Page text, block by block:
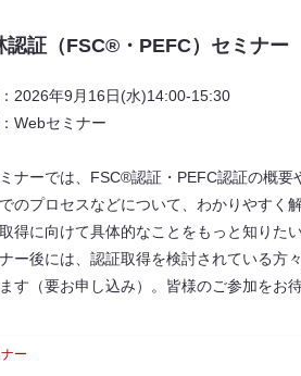
認証（FSC®・PEFC）セミナー
2026年9月16日(水)14:00-15:30
Webセミナー
ナーでは、FSC®認証・PEFC認証の概
のプロセスなどについて、わかりやすく
得に向けて具体的なことをもっと知りた
ー後には、認証取得を検討されている方
す（要お申し込み）。皆様のご参加をお
ー